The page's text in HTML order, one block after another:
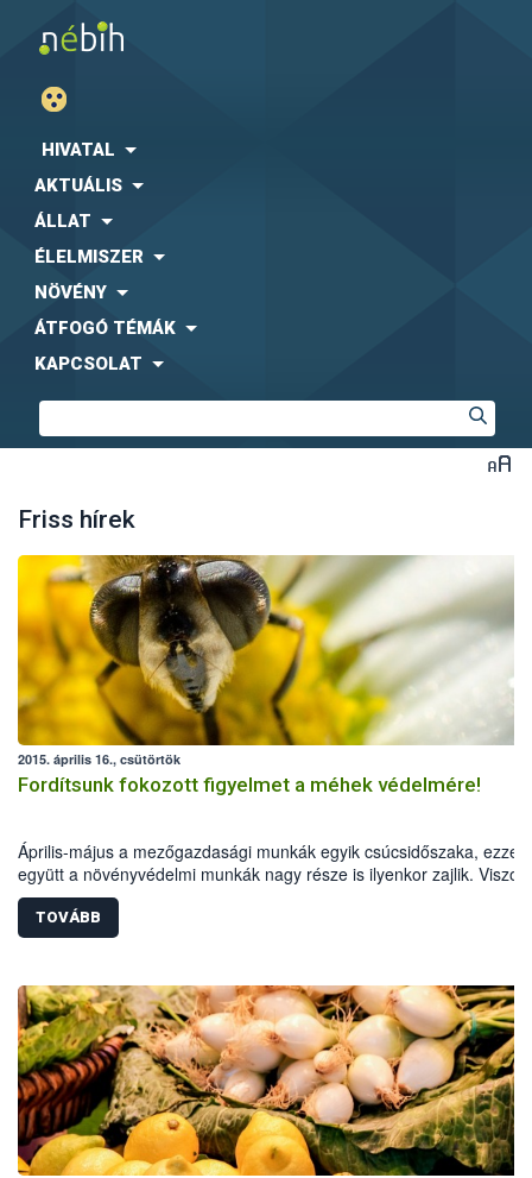
HIVATAL
AKTUÁLIS
ÁLLAT
ÉLELMISZER
NÖVÉNY
ÁTFOGÓ TÉMÁK
KAPCSOLAT
Friss hírek
2015. április 16., csütörtök
Fordítsunk fokozott figyelmet a méhek védelmére!
Április-május a mezőgazdasági munkák egyik csúcsidőszaka, ezzel
együtt a növényvédelmi munkák nagy része is ilyenkor zajlik. Viszont
ebben az időszakban virágzik termesztett növényeink jelentős
TOVÁBB